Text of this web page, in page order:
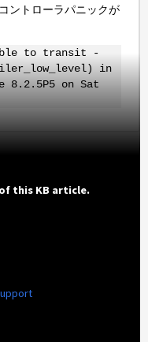
ントローラパニックが
to transit -
in
8.2.5P5 on Sat
this KB article.